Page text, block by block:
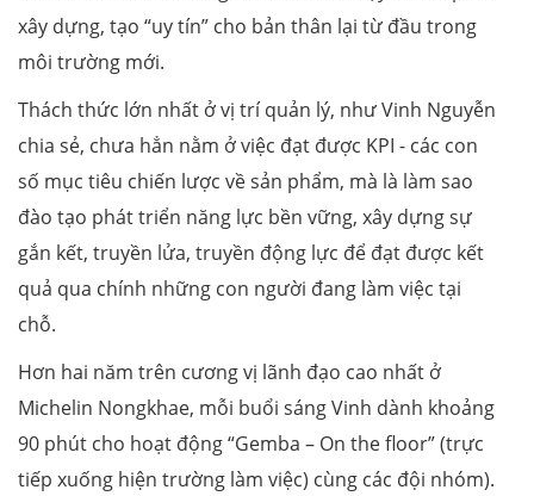
xây dựng, tạo “uy tín” cho bản thân lại từ đầu trong
môi trường mới.
Thách thức lớn nhất ở vị trí quản lý, như Vinh Nguyễn
chia sẻ, chưa hẳn nằm ở việc đạt được KPI - các con
số mục tiêu chiến lược về sản phẩm, mà là làm sao
đào tạo phát triển năng lực bền vững, xây dựng sự
gắn kết, truyền lửa, truyền động lực để đạt được kết
quả qua chính những con người đang làm việc tại
chỗ.
Hơn hai năm trên cương vị lãnh đạo cao nhất ở
Michelin Nongkhae, mỗi buổi sáng Vinh dành khoảng
90 phút cho hoạt động “Gemba – On the floor” (trực
tiếp xuống hiện trường làm việc) cùng các đội nhóm).